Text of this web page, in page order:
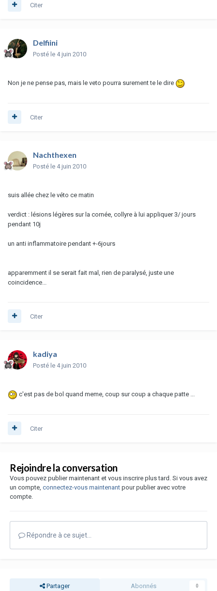
Citer
Delfiini
Posté le 4 juin 2010
Non je ne pense pas, mais le veto pourra surement te le dire
Citer
Nachthexen
Posté le 4 juin 2010
suis allée chez le véto ce matin
verdict : lésions légères sur la cornée, collyre à lui appliquer 3/ jours
pendant 10j
un anti inflammatoire pendant +-6jours
apparemment il se serait fait mal, rien de paralysé, juste une
coincidence...
Citer
kadiya
Posté le 4 juin 2010
c'est pas de bol quand meme, coup sur coup a chaque patte ...
Citer
Rejoindre la conversation
Vous pouvez publier maintenant et vous inscrire plus tard. Si vous avez
un compte, connectez-vous maintenant pour publier avec votre
compte.
Répondre à ce sujet…
Partager Abonnés 0